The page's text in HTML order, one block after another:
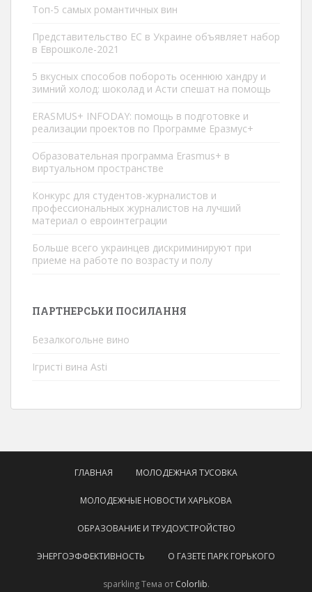
Топ-5 самых романтичных вин
Представительство ЕС в Украине объявляет набор
в Еврошколe-2021
5 вкусных способов побороть осеннюю хандру и
зимний холод: шоколад и Асти спешат на помощь
ERASMUS+ INFODAY: помощь в подготовке и
реализации проектов по Программе Еразмус+
Образовательная программа Erasmus+ в
виртуальном пространстве
Конкурс для студентов-журналистов и
профессиональных журналистов на лучший
материал о евроинтеграции
Больше всего украинцев дискриминируют при
приеме на работе по возрасту и полу
ПАРТНЕРСЬКИ ПОСИЛАННЯ
Безалкогольне вино
Ігристі вина Asti
ГЛАВНАЯ МОЛОДЕЖНАЯ ТУСОВКА
МОЛОДЕЖНЫЕ НОВОСТИ ХАРЬКОВА
ОБРАЗОВАНИЕ И ТРУДОУСТРОЙСТВО
ЭНЕРГОЭФФЕКТИВНОСТЬ О ГАЗЕТЕ ПАРК ГОРЬКОГО
sparkling Тема от Colorlib.